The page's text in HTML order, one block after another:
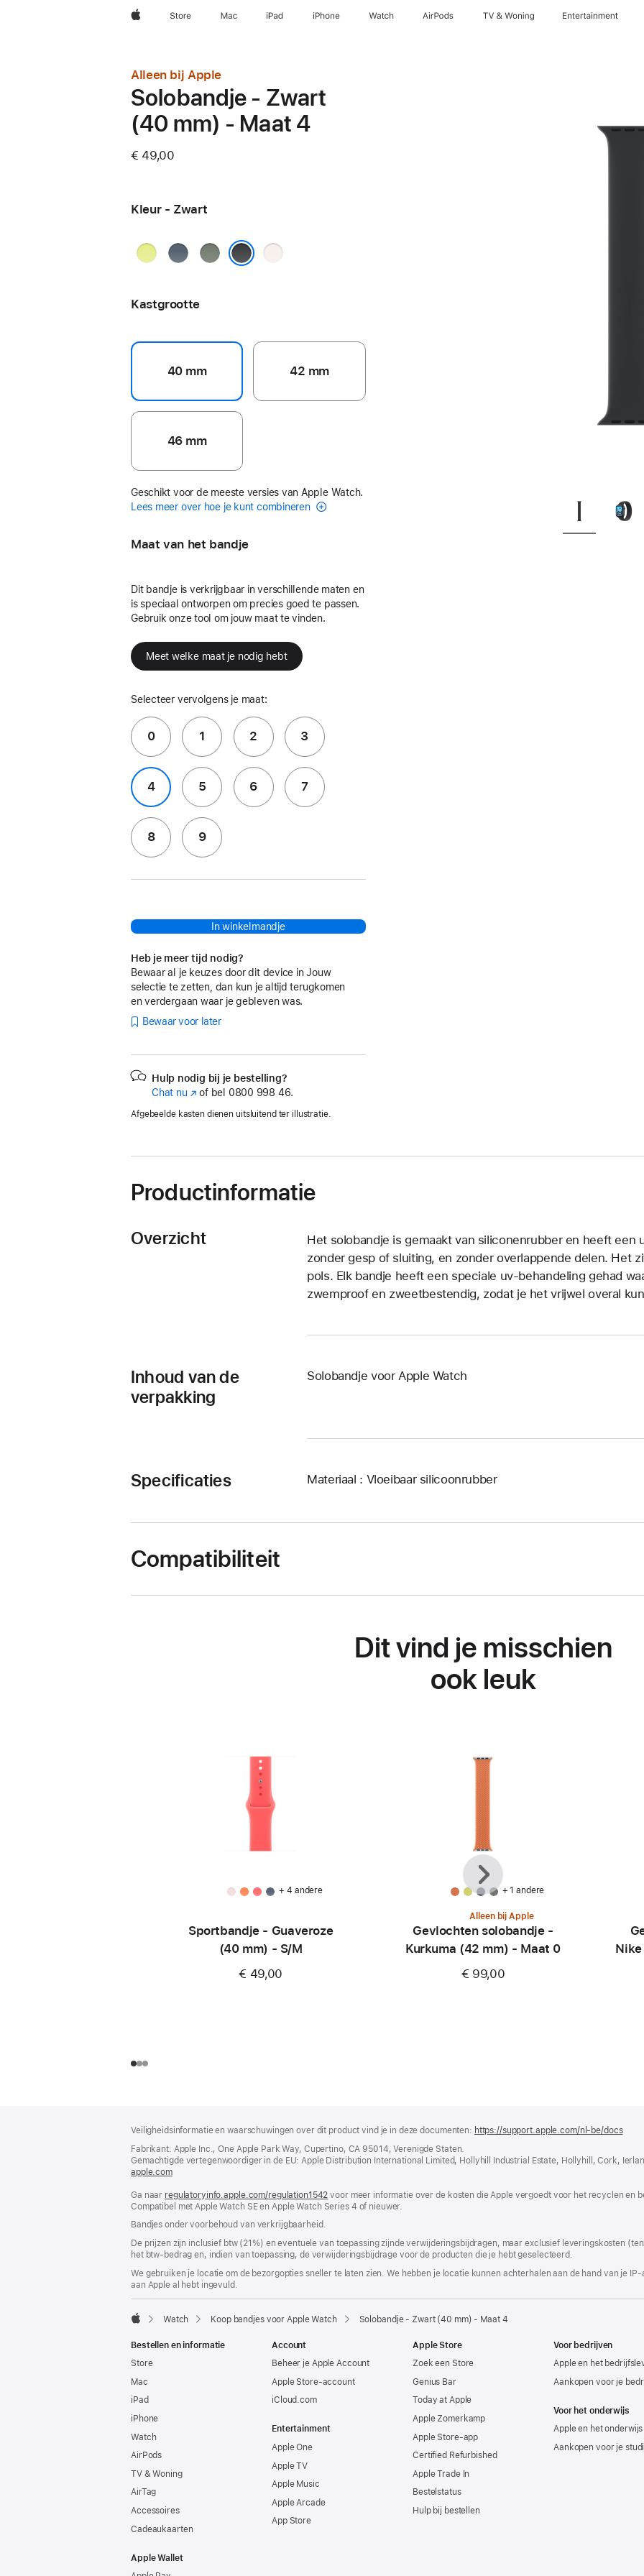
AppleStore Mac iPad iPhone Watch AirPods TV & Woning Entertainment
Alleen bij Apple
Solobandje - Zwart
(40 mm) - Maat 4
€ 49,00
Kleur - Zwart
NeongeelAnkerblauw
Groengrijs Rosé
Kastgrootte
40 mm 42 mm
46 mm
Geschikt voor de meeste versies van Apple Watch.
Lees meer over hoe je kunt combineren
Maat van het bandje
Dit bandje is verkrijgbaar in verschillende maten en
is speciaal ontworpen om precies goed te passen.
Gebruik onze tool om jouw maat te vinden.
Meet welke maat je nodig hebt
Selecteer vervolgens je maat:
0 1 2 3
4 5 6 7
8 9
In winkelmandje
Heb je meer tijd nodig?
Bewaar al je keuzes door dit device in Jouw
selectie te zetten, dan kun je altijd terugkomen
en verdergaan waar je gebleven was.
Bewaar voor later
Hulp nodig bij je bestelling?
Chat nu (Wordt
nieuw
of bel 0800 998 46.
Afgebeelde kasten dienen uitsluitend ter illustratie.
Productinformatie
Overzicht
Het solobandje is gemaakt van siliconenrubber en heeft een
zonder gesp of sluiting, en zonder overlappende delen. Het
pols. Elk bandje heeft een speciale uv-behandeling gehad
zwemproof en zweetbestendig, zodat je het vrijwel overal
Inhoud van de
verpakking
Solobandje voor Apple Watch
Specificaties Materiaal : Vloeibaar silicoonrubber
Compatibiliteit
Dit vind je misschien
ook leuk
+ 4 andere
Sportbandje - Guaveroze
(40 mm) - S/M
€ 49,00
+ 1 andere
Alleen bij Apple
Gevlochten solobandje -
Kurkuma (42 mm) - Maat 0
€ 99,00
Vorige
Volgende
Veiligheidsinformatie en waarschuwingen over dit product vind je in deze documenten: https://support.apple.com/nl-be/docs(wordt
Fabrikant: Apple Inc., One Apple Park Way, Cupertino, CA 95014, Verenigde Staten.
Gemachtigde vertegenwoordiger in de EU: Apple Distribution International Limited, Hollyhill Industrial Estate, Hollyhill, Cork,
apple.com(wordt
nieuw
venster
geopend)
Ga naar regulatoryinfo.apple.com/regulation1542 (wordt
in
geopend)
voor meer informatie over de kosten die Apple vergoedt voor het recyclen en
Compatibel met Apple Watch SE en Apple Watch Series 4 of nieuwer.
Bandjes onder voorbehoud van verkrijgbaarheid.
De prijzen zijn inclusief btw (21%) en eventuele van toepassing zijnde verwijderingsbijdragen, maar exclusief leveringskosten
het btw-bedrag en, indien van toepassing, de verwijderingsbijdrage voor de producten die je hebt geselecteerd.
We gebruiken je locatie om de bezorgopties sneller te laten zien. We hebben je locatie kunnen achterhalen aan de hand van je
aan Apple al hebt ingevuld.
Watch Koop bandjes voor Apple Watch Solobandje - Zwart (40 mm) - Maat 4
Bestellen en informatie
Store
Mac
iPad
iPhone
Watch
AirPods
TV & Woning
AirTag
Accessoires
Cadeaukaarten
Apple Wallet
Account
Beheer je Apple Account
Apple Store-account
iCloud.com
Entertainment
Apple One
Apple TV
Apple Music
Apple Arcade
App Store
Apple Store
Zoek een Store
Genius Bar
Today at Apple
Apple Zomerkamp
Apple Store-app
Certified Refurbished
Apple Trade In
Bestelstatus
Hulp bij bestellen
Voor bedrijven
Apple en het
Aankopen voor je
Voor het onderwijs
Apple en het onderwijs
Aankopen voor je